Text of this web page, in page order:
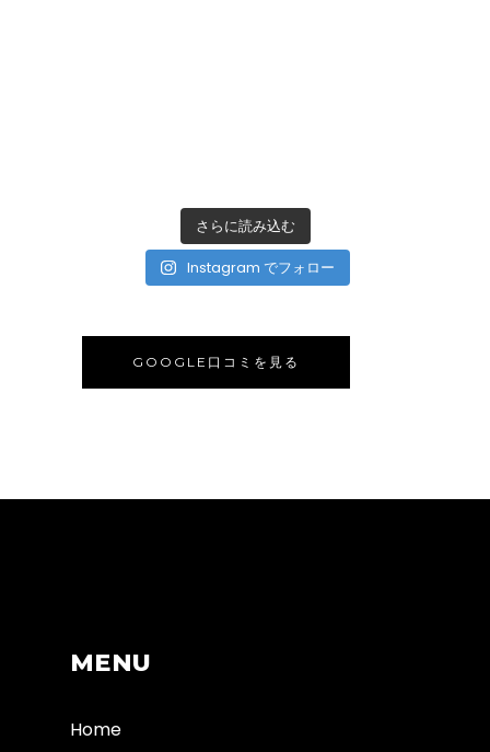
さらに読み込む
Instagram でフォロー
GOOGLE口コミを見る
MENU
Home